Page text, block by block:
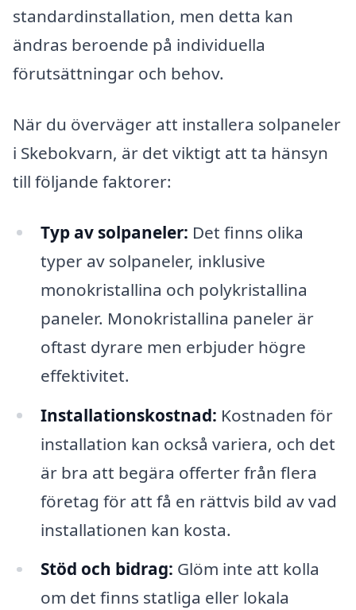
standardinstallation, men detta kan
ändras beroende på individuella
förutsättningar och behov.
När du överväger att installera solpaneler
i Skebokvarn, är det viktigt att ta hänsyn
till följande faktorer:
Typ av solpaneler: Det finns olika
typer av solpaneler, inklusive
monokristallina och polykristallina
paneler. Monokristallina paneler är
oftast dyrare men erbjuder högre
effektivitet.
Installationskostnad: Kostnaden för
installation kan också variera, och det
är bra att begära offerter från flera
företag för att få en rättvis bild av vad
installationen kan kosta.
Stöd och bidrag: Glöm inte att kolla
om det finns statliga eller lokala